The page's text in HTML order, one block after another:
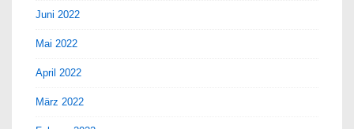
Juni 2022
Mai 2022
April 2022
März 2022